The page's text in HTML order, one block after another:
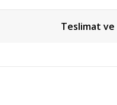
Teslimat